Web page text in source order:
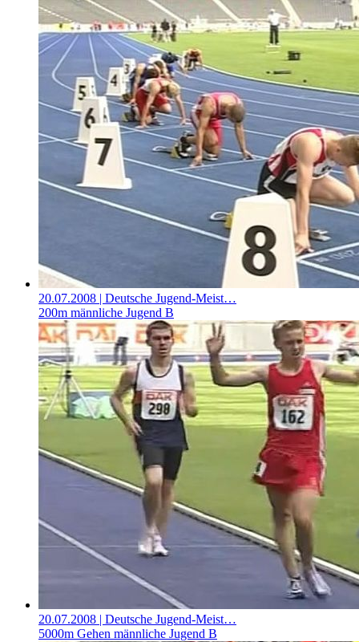
20.07.2008 | Deutsche Jugend-Meist…
200m männliche Jugend B
20.07.2008 | Deutsche Jugend-Meist…
5000m Gehen männliche Jugend B